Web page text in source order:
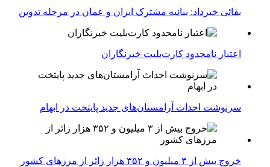
بقائی خبرداد: بیانیه مشترک ایران و عمان در مرحله تدوین
اعتبار نامحدود کارت‌بلیت خبرنگاران
سرنوشت احداث آرامستان‌های جدید پایتخت در ابهام
خروج بیش از ۳ میلیون و ۳۵۲ هزار زائر از مرزهای کشور